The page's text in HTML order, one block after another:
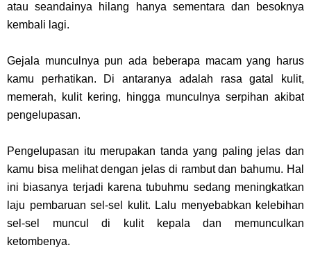
atau seandainya hilang hanya sementara dan besoknya
kembali lagi.
Gejala munculnya pun ada beberapa macam yang harus
kamu perhatikan. Di antaranya adalah rasa gatal kulit,
memerah, kulit kering, hingga munculnya serpihan akibat
pengelupasan.
Pengelupasan itu merupakan tanda yang paling jelas dan
kamu bisa melihat dengan jelas di rambut dan bahumu. Hal
ini biasanya terjadi karena tubuhmu sedang meningkatkan
laju pembaruan sel-sel kulit. Lalu menyebabkan kelebihan
sel-sel muncul di kulit kepala dan memunculkan
ketombenya.